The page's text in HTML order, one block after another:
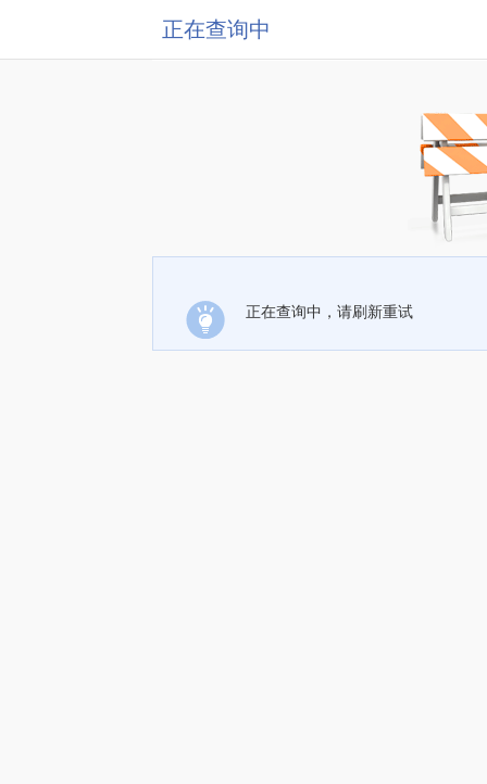
正在查询中
正在查询中，请刷新重试